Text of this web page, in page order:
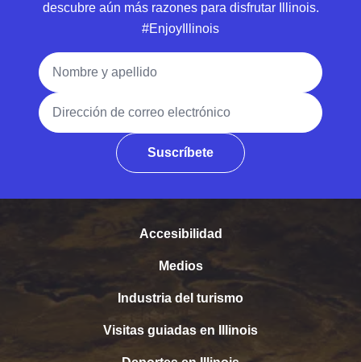
descubre aún más razones para disfrutar Illinois.
#EnjoyIllinois
Nombre y apellido
Dirección de correo electrónico
Suscríbete
Accesibilidad
Medios
Industria del turismo
Visitas guiadas en Illinois